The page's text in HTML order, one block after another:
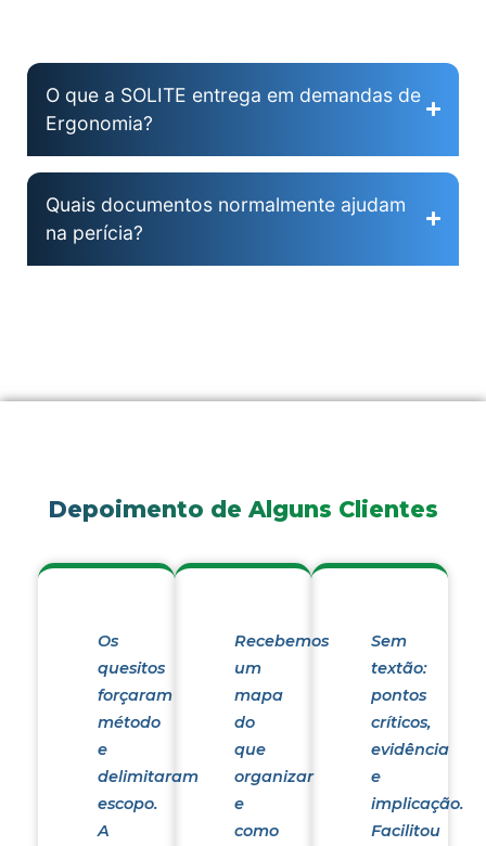
O que a SOLITE entrega em demandas de
Ergonomia?
Quais documentos normalmente ajudam
na perícia?
Depoimento de Alguns Clientes
Os
quesitos
forçaram
método
e
delimitaram
escopo.
A
Recebemos
um
mapa
do
que
organizar
e
como
Sem
textão:
pontos
críticos,
evidência
e
implicação.
Facilitou